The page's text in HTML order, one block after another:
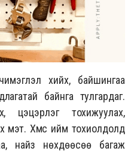
хийх, байшингаа
байнга тулгардаг.
тохижуулах,
Хүмүүс ийм тохиолдолд
найз нөхдөөсөө багаж